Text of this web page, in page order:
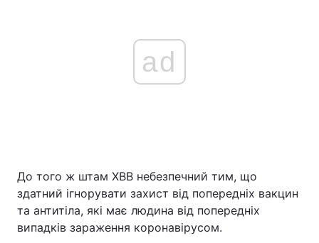
ad
До того ж штам XBB небезпечний тим, що
здатний ігнорувати захист від попередніх вакцин
та антитіла, які має людина від попередніх
випадків зараження коронавірусом.